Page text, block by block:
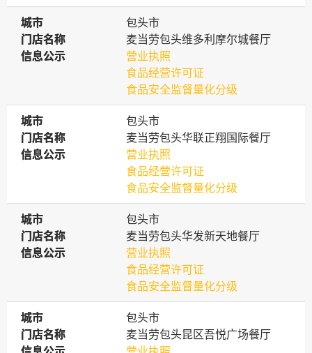
城市
城市
包头市
门店名称
门店名称
麦当劳包头维多利摩尔城餐厅
信息公示
信息公示
营业执照
食品经营许可证
食品安全监督量化分级
城市
城市
包头市
门店名称
门店名称
麦当劳包头华联正翔国际餐厅
信息公示
信息公示
营业执照
食品经营许可证
食品安全监督量化分级
城市
城市
包头市
门店名称
门店名称
麦当劳包头华发新天地餐厅
信息公示
信息公示
营业执照
食品经营许可证
食品安全监督量化分级
城市
城市
包头市
门店名称
门店名称
麦当劳包头昆区吾悦广场餐厅